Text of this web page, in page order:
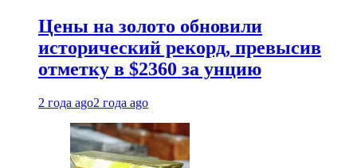
Цены на золото обновили
исторический рекорд, превысив
отметку в $2360 за унцию
2 года ago2 года ago